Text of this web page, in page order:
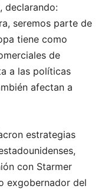
declarando:
seremos parte de
tiene como
de
a las políticas
afectan a
estrategias
con Starmer
exgobernador del